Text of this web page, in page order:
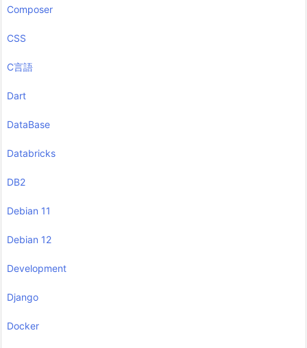
Composer
CSS
C言語
Dart
DataBase
Databricks
DB2
Debian 11
Debian 12
Development
Django
Docker